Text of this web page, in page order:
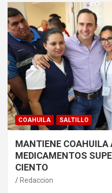
COAHUILA SALTILLO
MANTIENE COAHUILA
MEDICAMENTOS
CIENTO
Redaccion